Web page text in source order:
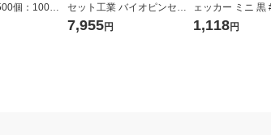
個：100個
セット工業 バイオピンセッ
ト K28-30 33170993 1本
7,955円
ェッカー ミニ 黒
個
1,118円